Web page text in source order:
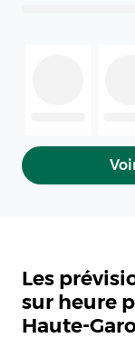
Les
sur heure
Haute-